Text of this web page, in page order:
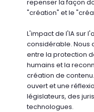
repenser la façon
"création" et le
L'impact de l'IA sur
considérable. Nous
entre la protection
humains et la
création de
ouvert et une
législateurs, des
technologues.